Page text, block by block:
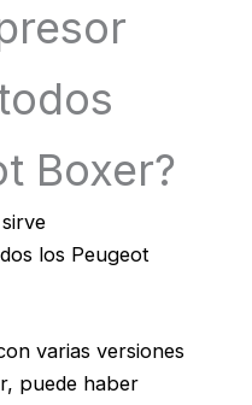
Boxer?
los Peugeot
varias versiones
puede haber